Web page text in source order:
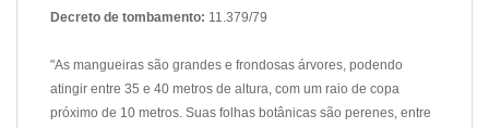
Decreto de tombamento: 11.379/79
"As mangueiras são grandes e frondosas árvores, podendo
atingir entre 35 e 40 metros de altura, com um raio de copa
próximo de 10 metros. Suas folhas botânicas são perenes, entre